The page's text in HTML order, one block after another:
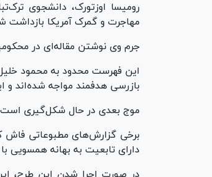
رومیسا اوزتورک، دانشجوی
مهاجرت و گمرک آمریکا بازداشت
جرم وی نوشتن مقاله‌ای در
این فهرست محدود به محمود خلیل
بازرسی هدفمند مواجه شده‌اند و
موج بعدی در حال شکل‌گیری
برخی گزارش‌های مطبوعاتی فاش
دارای تابعیت به بهانه همسویی